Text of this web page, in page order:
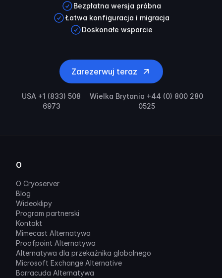
Bezpłatna wersja próbna
Łatwa konfiguracja i migracja
Doskonałe wsparcie
Zarezerwuj teraz
USA +1 (833) 508
6973
Wielka Brytania +44 (0) 800 280
0525
O
O Cryoserver
Blog
Wideoklipy
Program partnerski
Kontakt
Mimecast Alternatywa
Proofpoint Alternatywa
Alternatywa dla przekaźnika globalnego
Microsoft Exchange Alternative
Barracuda Alternatywa